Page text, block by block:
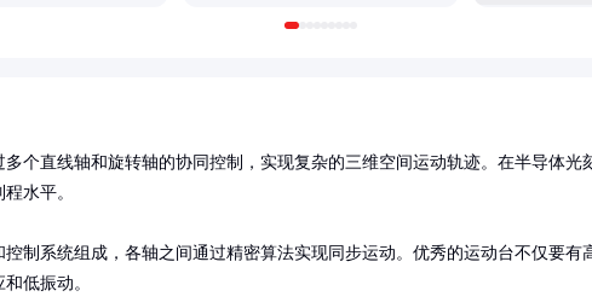
个直线轴和旋转轴的协同控制，实现复杂的三维空间运动轨迹。在半导体光
水平。
制系统组成，各轴之间通过精密算法实现同步运动。优秀的运动台不仅要有
低振动。